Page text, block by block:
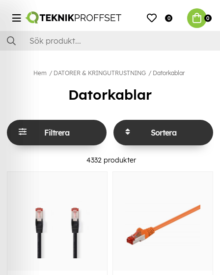
0 0
Hem DATORER & KRINGUTRUSTNING Datorkablar
Datorkablar
Filtrera Sortera
4332produkter